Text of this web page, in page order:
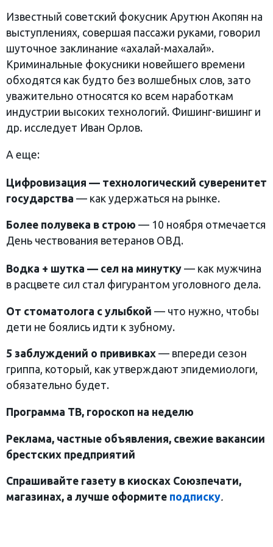
Известный советский фокусник Арутюн Акопян на
выступлениях, совершая пассажи руками, говорил
шуточное заклинание «ахалай-махалай».
Криминальные фокусники новейшего времени
обходятся как будто без волшебных слов, зато
уважительно относятся ко всем наработкам
индустрии высоких технологий. Фишинг-вишинг и
др. исследует Иван Орлов.
А еще:
Цифровизация — технологический суверенитет
государства — как удержаться на рынке.
Более полувека в строю — 10 ноября отмечается
День чествования ветеранов ОВД.
Водка + шутка — сел на минутку — как мужчина
в расцвете сил стал фигурантом уголовного дела.
От стоматолога с улыбкой — что нужно, чтобы
дети не боялись идти к зубному.
5 заблуждений о прививках — впереди сезон
гриппа, который, как утверждают эпидемиологи,
обязательно будет.
Программа ТВ, гороскоп на неделю
Реклама, частные объявления, свежие вакансии
брестских предприятий
Спрашивайте газету в киосках Союзпечати,
магазинах, а лучше оформите подписку.